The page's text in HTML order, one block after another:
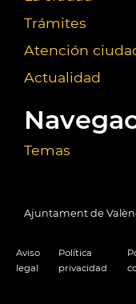
Trámites
Atención
Actualidad
Temas
Ajuntament de
Aviso
legal
Política
privacidad